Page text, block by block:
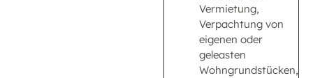
Vermietung,
Verpachtung von
eigenen oder
geleasten
Wohngrundstücken,